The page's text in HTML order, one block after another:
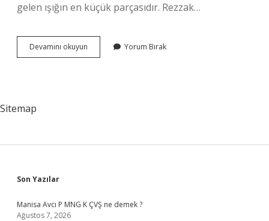
gelen ışığın en küçük parçasıdır. Rezzak…
Devamını okuyun
Ne
Yorum Bırak
Sitemap
Sidebar
Son Yazılar
Manisa Avcı P MNG K ÇVŞ ne demek ?
Ağustos 7, 2026